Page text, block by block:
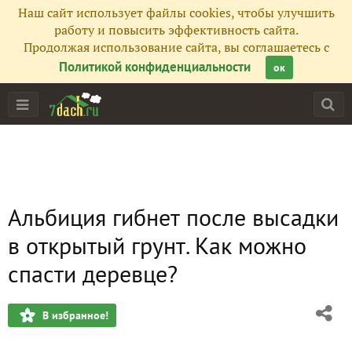
Наш сайт использует файлы cookies, чтобы улучшить
работу и повысить эффективность сайта.
Продолжая использование сайта, вы соглашаетесь с
Политикой конфиденциальности
ок
Альбиция гибнет после высадки
в открытый грунт. Как можно
спасти деревце?
В избранное!